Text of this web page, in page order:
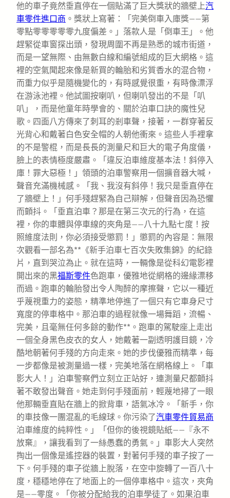
他的車子竟然垂直停在一個貼滿了巨大獎狀的牆壁上汽
車零件進口商 。獎狀上寫著：「完美倒車入庫獎——第
零點零零零零零九度偏差。」落款人是「倒車王」。他
趕緊從車窗探出頭，發現周圍不再是熟悉的城市街道，
而是一望無際、由無數白線和編號組成的巨大網格。這
裡的空氣聞起來像是新買的輪胎和劣質香水的混合物，
而重力似乎是隨機變化的，有時感覺很重，有時像漂浮
在游泳池裡。他試圖按喇叭，但喇叭發出的不是「叭
叭」，而是他童年時學會的、關於泊車口訣的魔性兒
歌。四面八方傳來了刺耳的剎車聲，接著，一群穿著反
光背心和戴著白色安全帽的人朝他衝來。這些人手裡拿
的不是警棍，而是長長的測量尺和巨大的電子角度儀，
臉上的表情極度嚴肅。「違反泊車維度基本法！斜停入
庫！罪大惡極！」領頭的泊車警察用一個擴音器大喊，
聲音充滿機械感。「我、我沒有斜停！我只是垂直停在
了牆壁上！」何手殘趕緊為自己辯解，但聲音因為恐懼
而顫抖。「垂直泊車？那是在第三次元的行為，在這
裡，你的車體與停車線的夾角是——八十九點七度！按
照維度法則，你必須接受懲罰！」懲罰的內容是：無限
次觀看一部名為**《新手泊車七百次失敗集錦》的紀錄
片，直到哭泣為止。就在這時，一輛像是從科幻電影裡
開出來的黑福斯零件色跑車，優雅地從網格的邊緣漂移
而過。跑車的輪胎發出令人陶醉的摩擦聲，它以一種近
乎蔑視重力的姿態，精準地停進了一個只有它車身尺寸
寬度的停車格中。那泊車的過程就像一場舞蹈，流暢、
完美，且毫無任何多餘的動作**。跑車的駕駛座上走出
一個全身黑色皮衣的女人，她戴著一副透明護目鏡，冷
酷地朝著何手殘的方向走來。她的步伐優雅而精準，每
一步都像是被測量過一樣，完美地落在網格線上。「車
影大人！」泊車警察們立刻立正站好，連測量尺都顫抖
著不敢發出聲音。她走到何手殘面前，輕蔑地掃了一眼
他那輛垂直貼在牆上的掀背車，語氣冰冷。「新手，你
的車技像一團混亂的毛線球。你污染了汽車零件貿易商
泊車維度的純粹性。」「但你的後視鏡貼紙——『永不
放棄』，讓我看到了一絲愚蠢的勇氣。」車影大人突然
掏出一個像是遙控器的裝置，對著何手殘的車子按了一
下。何手殘的車子從牆上脫落，在空中旋轉了一百八十
度，穩穩地停在了地面上的一個停車格中。這次，夾角
是——零度。「你被分配給我的泊車學徒了。如果泊車